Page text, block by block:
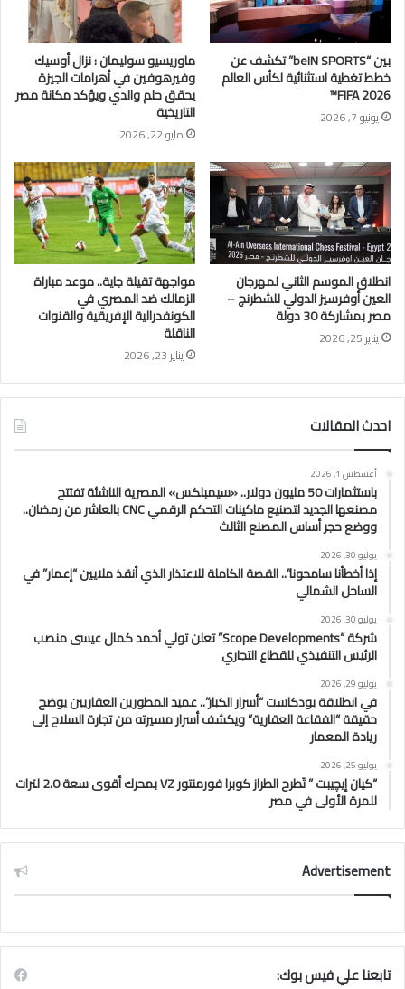
بين “beIN SPORTS” تكشف عن
خطط تغطية استثنائية لكأس العالم
FIFA 2026™
يونيو 7, 2026
ماوريسيو سوليمان : نزال أوسيك
وفيرهوفين في أهرامات الجيزة
يحقق حلم والدي ويؤكد مكانة مصر
التاريخية
مايو 22, 2026
انطلاق الموسم الثاني لمهرجان
العين أوفرسيز الدولي للشطرنج –
مصر بمشاركة 30 دولة
يناير 25, 2026
مواجهة تقيلة جاية.. موعد مباراة
الزمالك ضد المصري في
الكونفدرالية الإفريقية والقنوات
الناقلة
يناير 23, 2026
احدث المقالات
أغسطس 1, 2026
باستثمارات 50 مليون دولار.. «سيمبلكس» المصرية الناشئة تفتتح
مصنعها الجديد لتصنيع ماكينات التحكم الرقمي CNC بالعاشر من رمضان..
ووضع حجر أساس المصنع الثالث
يوليو 30, 2026
إذا أخطأنا سامحونا”.. القصة الكاملة للاعتذار الذي أنقذ ملايين “إعمار” في
الساحل الشمالي
يوليو 30, 2026
شركة “Scope Developments” تعلن تولي أحمد كمال عيسى منصب
الرئيس التنفيذي للقطاع التجاري
يوليو 29, 2026
في انطلاقة بودكاست “أسرار الكبار”.. عميد المطورين العقاريين يوضح
حقيقة “الفقاعة العقارية” ويكشف أسرار مسيرته من تجارة السلاح إلى
ريادة المعمار
يوليو 25, 2026
“كيان إيچيبت ” تَطرح الطراز كوبرا فورمنتور VZ بمحرك أقوى سعة 2.0 لترات
للمرة الأولى في مصر
Advertisement
تابعنا علي فيس بوك: